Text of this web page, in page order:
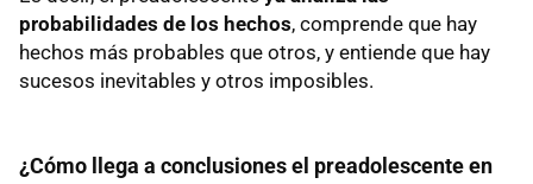
probabilidades de los hechos, comprende que hay
hechos más probables que otros, y entiende que hay
sucesos inevitables y otros imposibles.
¿Cómo llega a conclusiones el preadolescente en